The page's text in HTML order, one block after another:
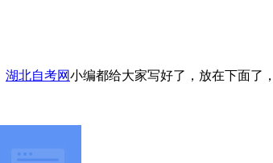
湖北自考网小编都给大家写好了，放在下面了